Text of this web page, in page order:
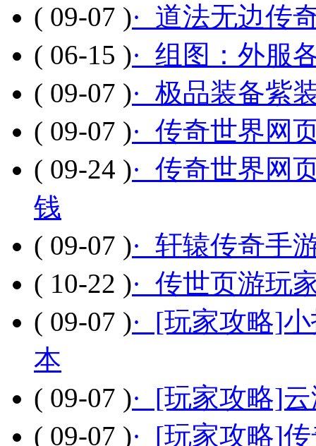
( 09-07 )· 道法无边传
( 06-15 )· 组图：外服
( 09-07 )· 极品装备紫
( 09-07 )· 传奇世界网
( 09-24 )· 传奇世界网
钱
( 09-07 )· 轩辕传奇手
( 10-22 )· 传世页游玩
( 09-07 )· [玩家攻略]
本
( 09-07 )· [玩家攻略]
( 09-07 )· [玩家攻略]